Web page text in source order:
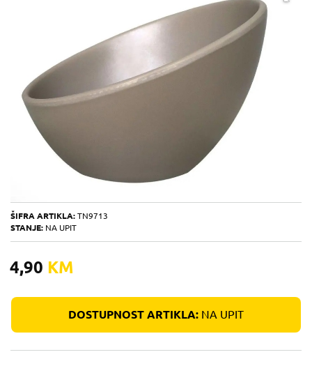
ŠIFRA ARTIKLA: TN9713
STANJE: NA UPIT
4,90 KM
DOSTUPNOST ARTIKLA: NA UPIT